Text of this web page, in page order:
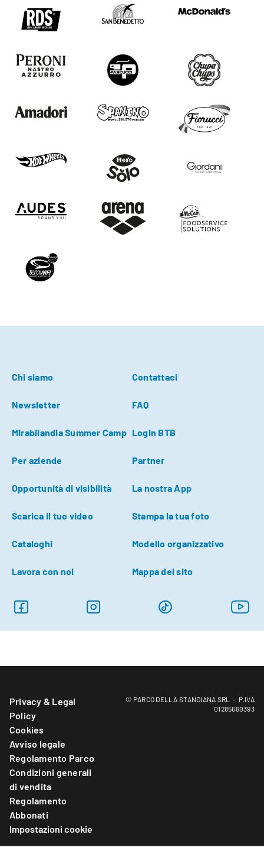
Chi siamo Contattaci
Newsletter FAQ
Mirabilandia Summer Camp Login BTB
Per aziende Partner
Opportunità di visibilità La nostra App
Scarica il tuo video Stampa la tua foto
Cataloghi Modello organizzativo
Lavora con noi Mappa del sito
Privacy & Legal
Policy
Cookies
Avviso legale
Regolamento Parco
Condizioni generali
di vendita
Regolamento
Abbonati
Impostazioni cookie
© PARCO DELLA STANDIANA SRL - P.IVA
01285660393